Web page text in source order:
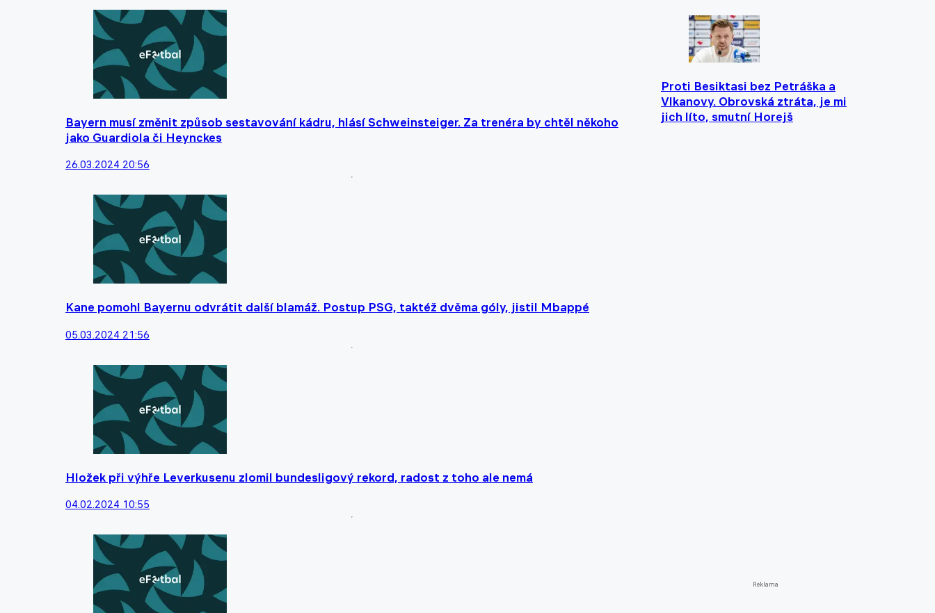
Bayern musí změnit způsob sestavování kádru, hlásí Schweinsteiger. Za trenéra by chtěl někoho
jako Guardiola či Heynckes
26.03.2024 20:56
Kane pomohl Bayernu odvrátit další blamáž. Postup PSG, taktéž dvěma góly, jistil Mbappé
05.03.2024 21:56
Hložek při výhře Leverkusenu zlomil bundesligový rekord, radost z toho ale nemá
04.02.2024 10:55
Proti Besiktasi bez Petráška a
Vlkanovy. Obrovská ztráta, je mi
jich líto, smutní Horejš
Reklama